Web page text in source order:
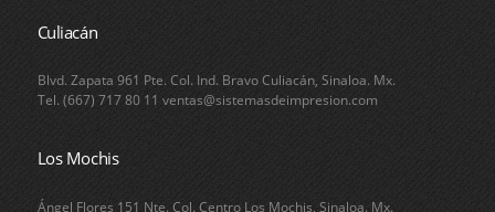
Culiacán
Blvd. Zapata 961 Pte. Col. Ind. Bravo Culiacán, Sinaloa. Mx.
Tel. (667) 717 80 11 ventas@sistemasdeimpresion.com
Los Mochis
Ángel Flores 151 Nte. Col. Centro Los Mochis, Sinaloa. Mx.